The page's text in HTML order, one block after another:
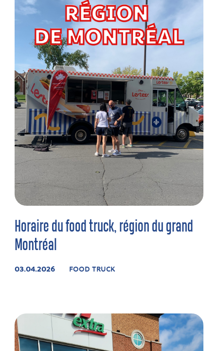
Horaire du food truck, région du grand
Montréal
03.04.2026 FOOD TRUCK